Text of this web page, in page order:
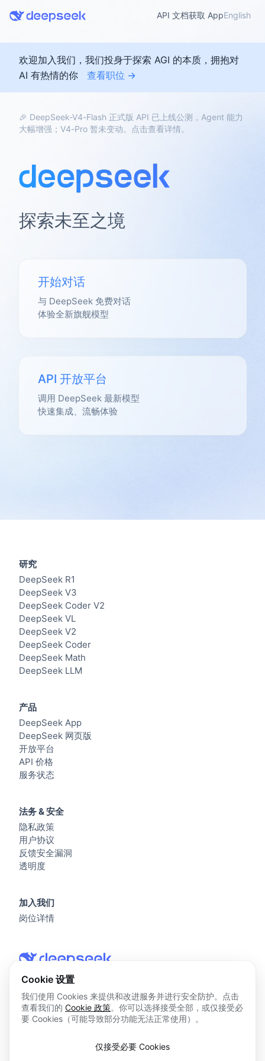
欢迎加入我们，我们投身于探索 AGI 的本质，拥抱对
AI 有热情的你
查看职位 →
🎉 DeepSeek-V4-Flash 正式版 API 已上线公测，Agent 能力
大幅增强；V4-Pro 暂未变动。点击查看详情。
探索未至之境
开始对话
与 DeepSeek 免费对话
体验全新旗舰模型
API 开放平台
调用 DeepSeek 最新模型
快速集成、流畅体验
API 文档获取 AppEnglish
© 2026 杭州深度求索人工智能基础技术研究有限公司 版权所
浙ICP备2023025841号
研究
DeepSeek R1
DeepSeek V3
DeepSeek Coder V2
DeepSeek VL
DeepSeek V2
DeepSeek Coder
DeepSeek Math
DeepSeek LLM
产品
DeepSeek App
DeepSeek 网页版
开放平台
API 价格
服务状态
法务 & 安全
隐私政策
用户协议
反馈安全漏洞
透明度
加入我们
岗位详情
Cookie 设置
我们使用 Cookies 来提供和改进服务并进行安全防护。点击
查看我们的 Cookie 政策。你可以选择接受全部，或仅接受必
要 Cookies（可能导致部分功能无法正常使用）。
仅接受必要 Cookies